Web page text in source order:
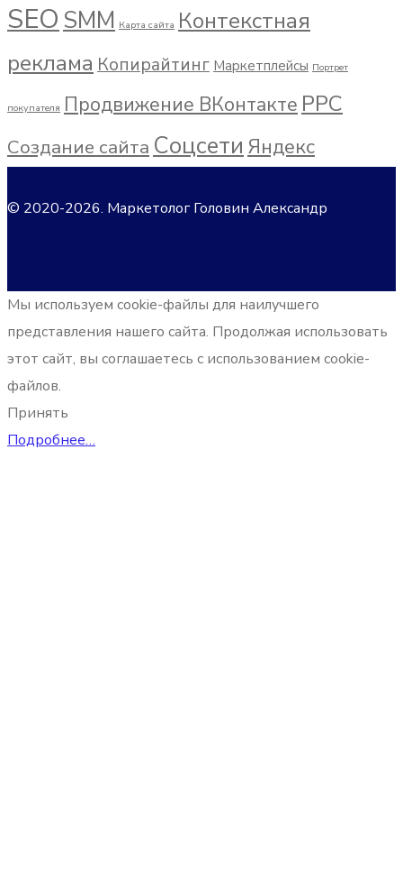
SEO SMM Карта сайта Контекстная
реклама Копирайтинг Маркетплейсы Портрет
покупателя Продвижение ВКонтакте РРС
Создание сайта Соцсети Яндекс
© 2020-2026. Маркетолог Головин Александр
Мы используем cookie-файлы для наилучшего
представления нашего сайта. Продолжая использовать
этот сайт, вы соглашаетесь с использованием cookie-
файлов.
Принять
Подробнее…